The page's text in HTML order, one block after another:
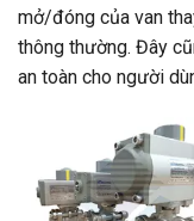
mở/đóng của van
thông thường. Đây
an toàn cho người